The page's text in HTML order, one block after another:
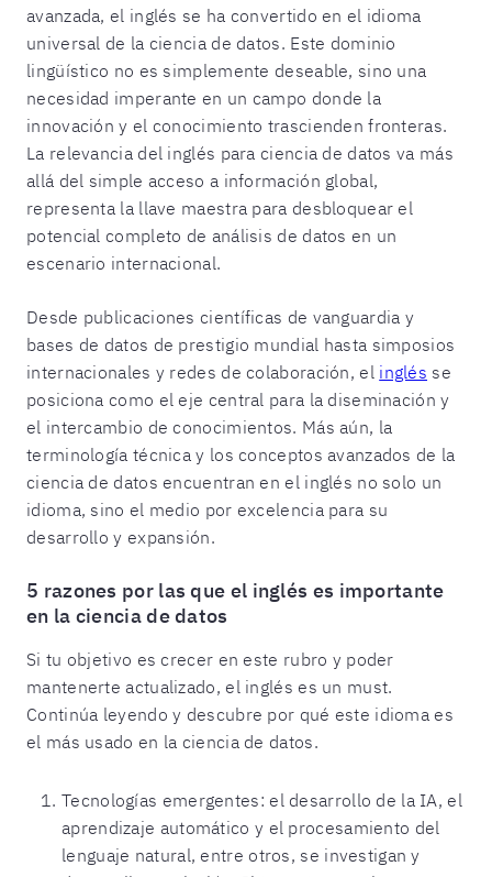
avanzada, el inglés se ha convertido en el idioma
universal de la ciencia de datos. Este dominio
lingüístico no es simplemente deseable, sino una
necesidad imperante en un campo donde la
innovación y el conocimiento trascienden fronteras.
La relevancia del inglés para ciencia de datos va más
allá del simple acceso a información global,
representa la llave maestra para desbloquear el
potencial completo de análisis de datos en un
escenario internacional.
Desde publicaciones científicas de vanguardia y
bases de datos de prestigio mundial hasta simposios
internacionales y redes de colaboración, el inglés se
posiciona como el eje central para la diseminación y
el intercambio de conocimientos. Más aún, la
terminología técnica y los conceptos avanzados de la
ciencia de datos encuentran en el inglés no solo un
idioma, sino el medio por excelencia para su
desarrollo y expansión.
5 razones por las que el inglés es importante
en la ciencia de datos
Si tu objetivo es crecer en este rubro y poder
mantenerte actualizado, el inglés es un must.
Continúa leyendo y descubre por qué este idioma es
el más usado en la ciencia de datos.
Tecnologías emergentes: el desarrollo de la IA, el
aprendizaje automático y el procesamiento del
lenguaje natural, entre otros, se investigan y